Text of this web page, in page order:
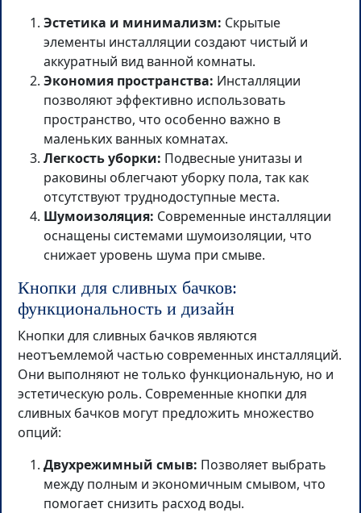
Эстетика и минимализм: Скрытые
элементы инсталляции создают чистый и
аккуратный вид ванной комнаты.
Экономия пространства: Инсталляции
позволяют эффективно использовать
пространство, что особенно важно в
маленьких ванных комнатах.
Легкость уборки: Подвесные унитазы и
раковины облегчают уборку пола, так как
отсутствуют труднодоступные места.
Шумоизоляция: Современные инсталляции
оснащены системами шумоизоляции, что
снижает уровень шума при смыве.
Кнопки для сливных бачков:
функциональность и дизайн
Кнопки для сливных бачков являются
неотъемлемой частью современных инсталляций.
Они выполняют не только функциональную, но и
эстетическую роль. Современные кнопки для
сливных бачков могут предложить множество
опций:
Двухрежимный смыв: Позволяет выбрать
между полным и экономичным смывом, что
помогает снизить расход воды.